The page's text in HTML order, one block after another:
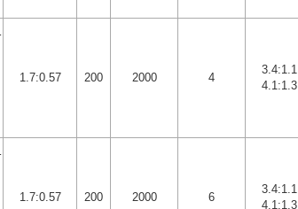
1.7:0.57 200 2000 4
3.4:1.1
4.1:1.3
1.7:0.57 200 2000 6
3.4:1.1
4.1:1.3